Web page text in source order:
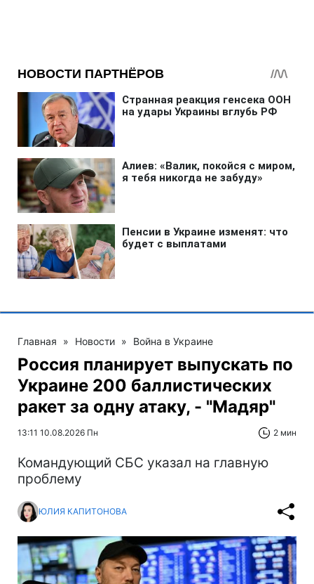
Главная » Новости » Война в Украине
Россия планирует выпускать по
Украине 200 баллистических
ракет за одну атаку, - "Мадяр"
13:11 10.08.2026 Пн 2 мин
Командующий СБС указал на главную
проблему
ЮЛИЯ КАПИТОНОВА